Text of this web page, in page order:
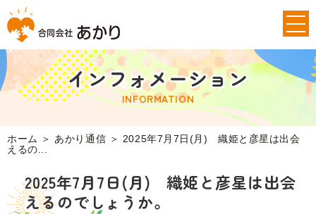
インフォメーション
INFORMATION
ホーム ＞ あかり通信 ＞ 2025年7月7日(月) 織姫と彦星は出会
えるの...
2025年7月7日(月) 織姫と彦星は出会
えるのでしょうか。